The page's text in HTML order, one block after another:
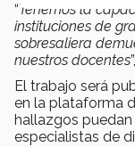
“Tenemos la
instituciones de
sobresaliera
nuestros docentes
El trabajo será
en la plataforma
hallazgos
especialistas de